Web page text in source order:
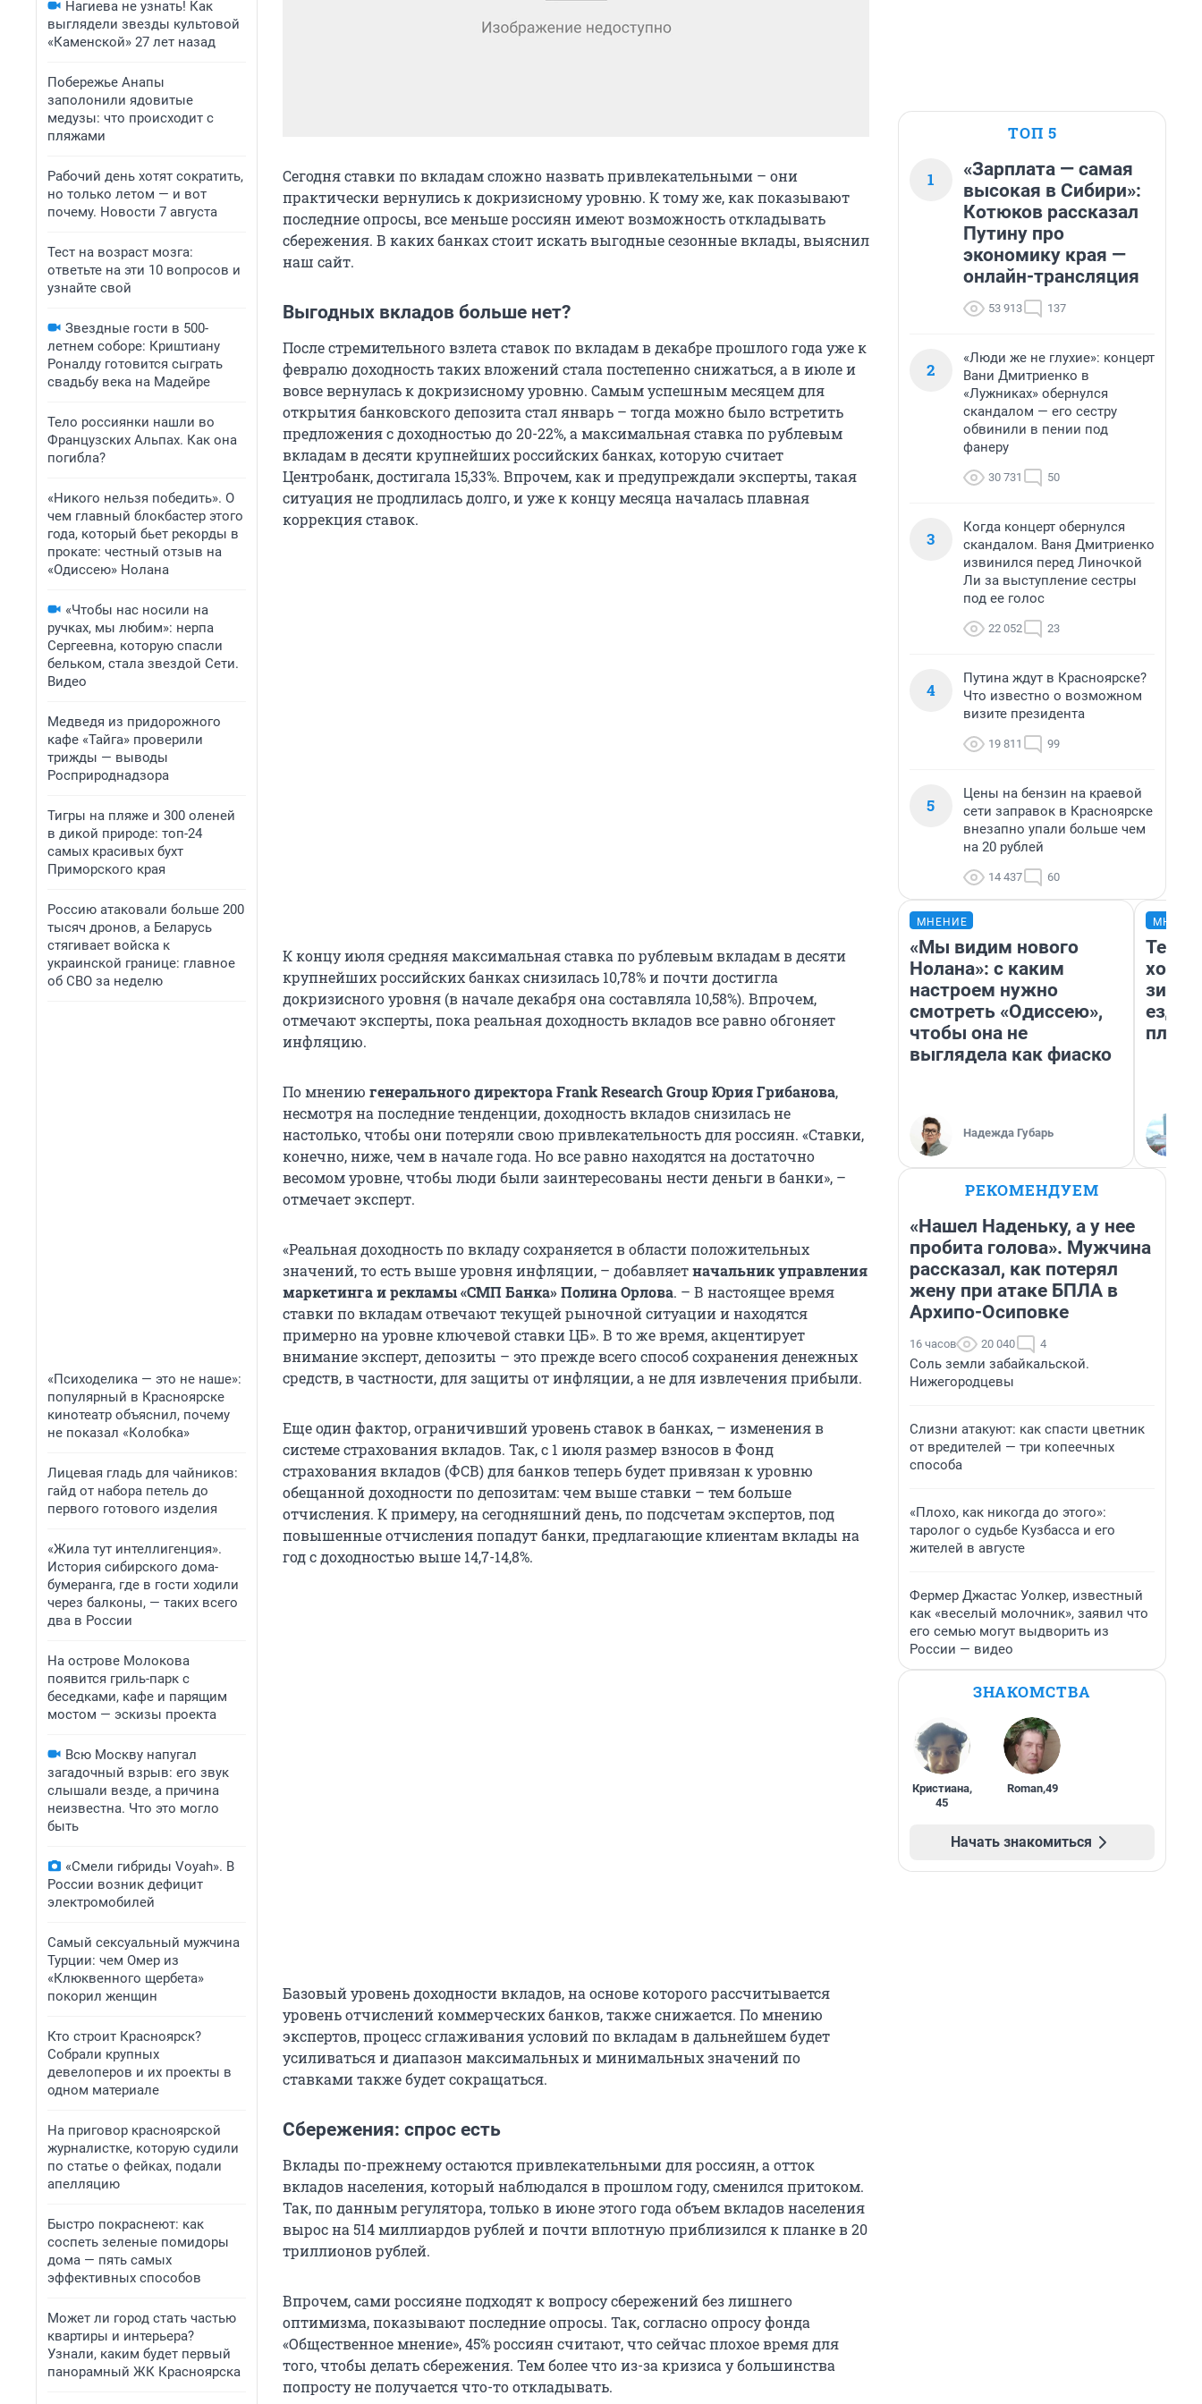
Нагиева не узнать! Как
выглядели звезды культовой
«Каменской» 27 лет назад
Побережье Анапы
заполонили ядовитые
медузы: что происходит с
пляжами
Рабочий день хотят сократить,
но только летом — и вот
почему. Новости 7 августа
Тест на возраст мозга:
ответьте на эти 10 вопросов и
узнайте свой
Звездные гости в 500-
летнем соборе: Криштиану
Роналду готовится сыграть
свадьбу века на Мадейре
Тело россиянки нашли во
Французских Альпах. Как она
погибла?
«Никого нельзя победить». О
чем главный блокбастер этого
года, который бьет рекорды в
прокате: честный отзыв на
«Одиссею» Нолана
«Чтобы нас носили на
ручках, мы любим»: нерпа
Сергеевна, которую спасли
бельком, стала звездой Сети.
Видео
Медведя из придорожного
кафе «Тайга» проверили
трижды — выводы
Росприроднадзора
Тигры на пляже и 300 оленей
в дикой природе: топ-24
самых красивых бухт
Приморского края
Россию атаковали больше 200
тысяч дронов, а Беларусь
стягивает войска к
украинской границе: главное
об СВО за неделю
«Психоделика — это не наше»:
популярный в Красноярске
кинотеатр объяснил, почему
не показал «Колобка»
Лицевая гладь для чайников:
гайд от набора петель до
первого готового изделия
«Жила тут интеллигенция».
История сибирского дома-
бумеранга, где в гости ходили
через балконы, — таких всего
два в России
На острове Молокова
появится гриль-парк с
беседками, кафе и парящим
мостом — эскизы проекта
Всю Москву напугал
загадочный взрыв: его звук
слышали везде, а причина
неизвестна. Что это могло
быть
«Смели гибриды Voyah». В
России возник дефицит
электромобилей
Самый сексуальный мужчина
Турции: чем Омер из
«Клюквенного щербета»
покорил женщин
Кто строит Красноярск?
Собрали крупных
девелоперов и их проекты в
одном материале
На приговор красноярской
журналистке, которую судили
по статье о фейках, подали
апелляцию
Быстро покраснеют: как
соспеть зеленые помидоры
дома — пять самых
эффективных способов
Может ли город стать частью
квартиры и интерьера?
Узнали, каким будет первый
панорамный ЖК Красноярска
Сегодня ставки по вкладам сложно назвать привлекательными – они
практически вернулись к докризисному уровню. К тому же, как показывают
последние опросы, все меньше россиян имеют возможность откладывать
сбережения. В каких банках стоит искать выгодные сезонные вклады, выяснил
наш сайт.
Выгодных вкладов больше нет?
После стремительного взлета ставок по вкладам в декабре прошлого года уже к
февралю доходность таких вложений стала постепенно снижаться, а в июле и
вовсе вернулась к докризисному уровню. Самым успешным месяцем для
открытия банковского депозита стал январь – тогда можно было встретить
предложения с доходностью до 20-22%, а максимальная ставка по рублевым
вкладам в десяти крупнейших российских банках, которую считает
Центробанк, достигала 15,33%. Впрочем, как и предупреждали эксперты, такая
ситуация не продлилась долго, и уже к концу месяца началась плавная
коррекция ставок.
К концу июля средняя максимальная ставка по рублевым вкладам в десяти
крупнейших российских банках снизилась 10,78% и почти достигла
докризисного уровня (в начале декабря она составляла 10,58%). Впрочем,
отмечают эксперты, пока реальная доходность вкладов все равно обгоняет
инфляцию.
По мнению генерального директора Frank Research Group Юрия Грибанова,
несмотря на последние тенденции, доходность вкладов снизилась не
настолько, чтобы они потеряли свою привлекательность для россиян. «Ставки,
конечно, ниже, чем в начале года. Но все равно находятся на достаточно
весомом уровне, чтобы люди были заинтересованы нести деньги в банки», –
отмечает эксперт.
«Реальная доходность по вкладу сохраняется в области положительных
значений, то есть выше уровня инфляции, – добавляетначальник управления
маркетинга и рекламы «СМП Банка» Полина Орлова. – В настоящее время
ставки по вкладам отвечают текущей рыночной ситуации и находятся
примерно на уровне ключевой ставки ЦБ». В то же время, акцентирует
внимание эксперт, депозиты – это прежде всего способ сохранения денежных
средств, в частности, для защиты от инфляции, а не для извлечения прибыли.
Еще один фактор, ограничивший уровень ставок в банках, – изменения в
системе страхования вкладов. Так, с 1 июля размер взносов в Фонд
страхования вкладов (ФСВ) для банков теперь будет привязан к уровню
обещанной доходности по депозитам: чем выше ставки – тем больше
отчисления. К примеру, на сегодняшний день, по подсчетам экспертов, под
повышенные отчисления попадут банки, предлагающие клиентам вклады на
год с доходностью выше 14,7-14,8%.
Базовый уровень доходности вкладов, на основе которого рассчитывается
уровень отчислений коммерческих банков, также снижается. По мнению
экспертов, процесс сглаживания условий по вкладам в дальнейшем будет
усиливаться и диапазон максимальных и минимальных значений по
ставками также будет сокращаться.
Сбережения: спрос есть
Вклады по-прежнему остаются привлекательными для россиян, а отток
вкладов населения, который наблюдался в прошлом году, сменился притоком.
Так, по данным регулятора, только в июне этого года объем вкладов населения
вырос на 514 миллиардов рублей и почти вплотную приблизился к планке в 20
триллионов рублей.
Впрочем, сами россияне подходят к вопросу сбережений без лишнего
оптимизма, показывают последние опросы. Так, согласно опросу фонда
«Общественное мнение», 45% россиян считают, что сейчас плохое время для
того, чтобы делать сбережения. Тем более что из-за кризиса у большинства
попросту не получается что-то откладывать.
ТОП 5
1
«Зарплата — самая
высокая в Сибири»:
Котюков рассказал
Путину про
экономику края —
онлайн-трансляция
53 913 137
2
«Люди же не глухие»: концерт
Вани Дмитриенко в
«Лужниках» обернулся
скандалом — его сестру
обвинили в пении под
фанеру
30 731 50
3
Когда концерт обернулся
скандалом. Ваня Дмитриенко
извинился перед Линочкой
Ли за выступление сестры
под ее голос
22 052 23
4
Путина ждут в Красноярске?
Что известно о возможном
визите президента
19 811 99
5
Цены на бензин на краевой
сети заправок в Красноярске
внезапно упали больше чем
на 20 рублей
14 437 60
МНЕНИЕ
«Мы видим нового
Нолана»: с каким
настроем нужно
смотреть «Одиссею»,
чтобы она не
выглядела как фиаско
Надежда Губарь
ездит
РЕКОМЕНДУЕМ
«Нашел Наденьку, а у нее
пробита голова». Мужчина
рассказал, как потерял
жену при атаке БПЛА в
Архипо-Осиповке
16 часов 20 040 4
Соль земли забайкальской.
Нижегородцевы
Слизни атакуют: как спасти цветник
от вредителей — три копеечных
способа
«Плохо, как никогда до этого»:
таролог о судьбе Кузбасса и его
жителей в августе
Фермер Джастас Уолкер, известный
как «веселый молочник», заявил что
его семью могут выдворить из
России — видео
ЗНАКОМСТВА
Кристиана,
45
Roman,49
Начать знакомиться